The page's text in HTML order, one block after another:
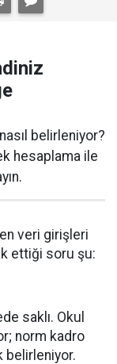
belirleniyor?
hesaplama ile
veri girişleri
ettiği soru şu:
saklı. Okul
norm kadro
belirleniyor.